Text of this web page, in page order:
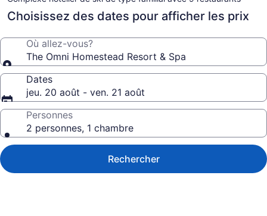
Choisissez des dates pour afficher les prix
Où allez-vous?
The Omni Homestead Resort & Spa
Dates
jeu. 20 août - ven. 21 août
Personnes
2 personnes, 1 chambre
Rechercher